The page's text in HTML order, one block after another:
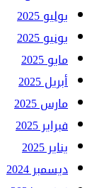
يوليو 2025
يونيو 2025
مايو 2025
أبريل 2025
مارس 2025
فبراير 2025
يناير 2025
ديسمبر 2024